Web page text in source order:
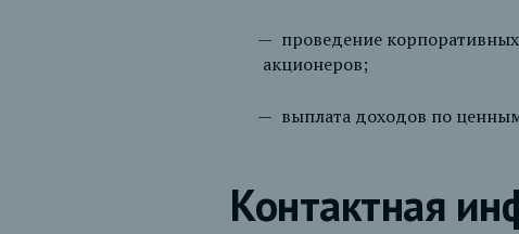
проведение
акционеров;
выплата доходов по
Контактная